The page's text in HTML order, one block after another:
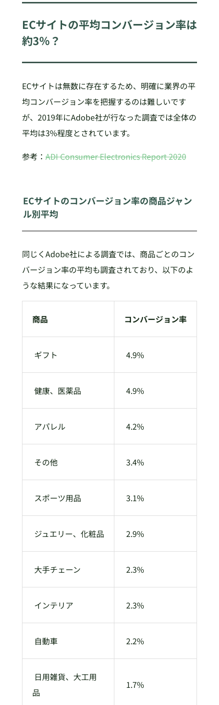
ECサイトの平均コンバージョン率は
約3％？
ECサイトは無数に存在するため、明確に業界の平
均コンバージョン率を把握するのは難しいです
が、2019年にAdobe社が行なった調査では全体の
平均は3%程度とされています。
参考：ADI Consumer Electronics Report 2020
ECサイトのコンバージョン率の商品ジャン
ル別平均
同じくAdobe社による調査では、商品ごとのコン
バージョン率の平均も調査されており、以下のよ
うな結果になっています。
商品 コンバージョン率
ギフト 4.9%
健康、医薬品 4.9%
アパレル 4.2%
その他 3.4%
スポーツ用品 3.1%
ジュエリー、化粧品 2.9%
大手チェーン 2.3%
インテリア 2.3%
自動車 2.2%
日用雑貨、大工用
品
1.7%